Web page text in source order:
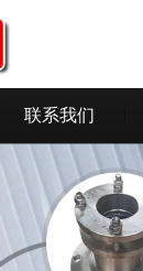
联系我们